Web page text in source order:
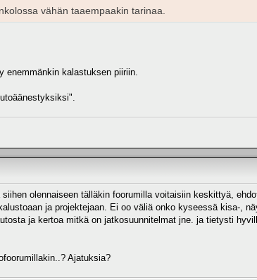
vähän taaempaakin tarinaa.
enemmänkin kalastuksen piiriin.
olennaiseen tälläkin foorumilla voitaisiin keskittyä,
ja projektejaan. Ei oo väliä onko kyseessä kisa-,
ja kertoa mitkä on jatkosuunnitelmat jne. ja tietysti
Ajatuksia?